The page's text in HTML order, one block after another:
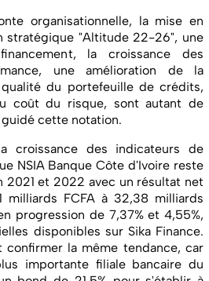
organisationnelle, la mise en
"Altitude 22-26", une
la croissance des
une amélioration de la
du portefeuille de crédits,
coût du risque, sont autant de
cette notation.
croissance des indicateurs de
NSIA Banque Côte d'Ivoire reste
2021 et 2022 avec un résultat net
milliards FCFA à 32,38 milliards
progression de 7,37% et 4,55%,
disponibles sur Sika Finance.
la même tendance, car
importante filiale bancaire du